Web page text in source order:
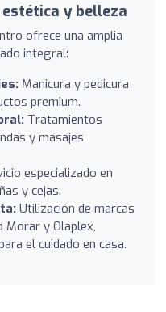
y belleza
ofrece una amplia
integral:
Manicura y pedicura
premium.
Tratamientos
y masajes
especializado en
y cejas.
Utilización de marcas
Morar y Olaplex,
el cuidado en casa.